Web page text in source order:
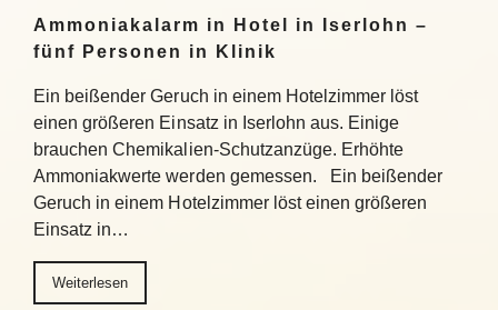
Ammoniakalarm in Hotel in Iserlohn –
fünf Personen in Klinik
Ein beißender Geruch in einem Hotelzimmer löst
einen größeren Einsatz in Iserlohn aus. Einige
brauchen Chemikalien-Schutzanzüge. Erhöhte
Ammoniakwerte werden gemessen. Ein beißender
Geruch in einem Hotelzimmer löst einen größeren
Einsatz in…
Weiterlesen